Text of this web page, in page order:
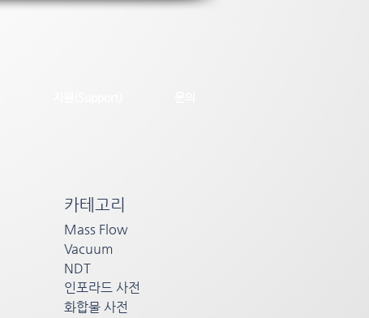
카테고리
Mass Flow
Vacuum
NDT
인포라드 사전
화합물 사전